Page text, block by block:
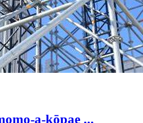
a-kōpae ...